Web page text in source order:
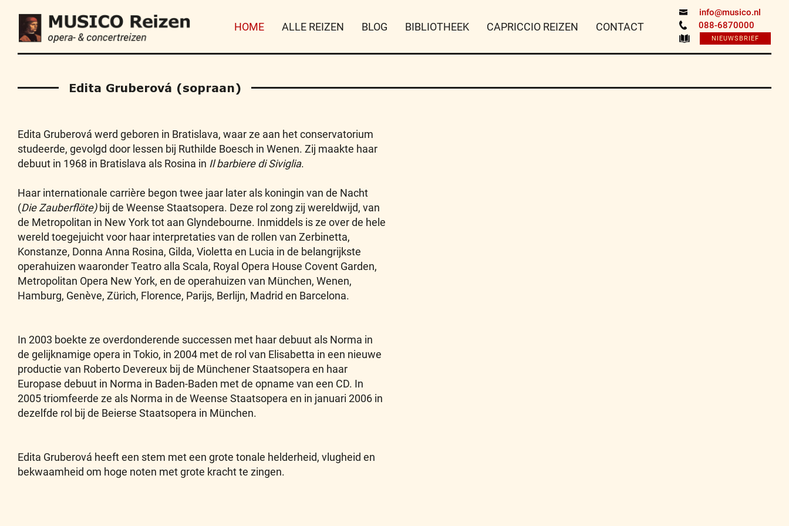
info@musico.nl
088-6870000
NIEUWSBRIEF
HOME ALLE REIZEN BLOG BIBLIOTHEEK CAPRICCIO REIZEN CONTACT
Edita Gruberová (sopraan)
Edita Gruberová werd geboren in Bratislava, waar ze aan het conservatorium
studeerde, gevolgd door lessen bij Ruthilde Boesch in Wenen. Zij maakte haar
debuut in 1968 in Bratislava als Rosina in Il barbiere di Siviglia.
Haar internationale carrière begon twee jaar later als koningin van de Nacht
(Die Zauberflöte) bij de Weense Staatsopera. Deze rol zong zij wereldwijd, van
de Metropolitan in New York tot aan Glyndebourne. Inmiddels is ze over de hele
wereld toegejuicht voor haar interpretaties van de rollen van Zerbinetta,
Konstanze, Donna Anna Rosina, Gilda, Violetta en Lucia in de belangrijkste
operahuizen waaronder Teatro alla Scala, Royal Opera House Covent Garden,
Metropolitan Opera New York, en de operahuizen van München, Wenen,
Hamburg, Genève, Zürich, Florence, Parijs, Berlijn, Madrid en Barcelona.
In 2003 boekte ze overdonderende successen met haar debuut als Norma in
de gelijknamige opera in Tokio, in 2004 met de rol van Elisabetta in een nieuwe
productie van Roberto Devereux bij de Münchener Staatsopera en haar
Europase debuut in Norma in Baden-Baden met de opname van een CD. In
2005 triomfeerde ze als Norma in de Weense Staatsopera en in januari 2006 in
dezelfde rol bij de Beierse Staatsopera in München.
Edita Gruberová heeft een stem met een grote tonale helderheid, vlugheid en
bekwaamheid om hoge noten met grote kracht te zingen.